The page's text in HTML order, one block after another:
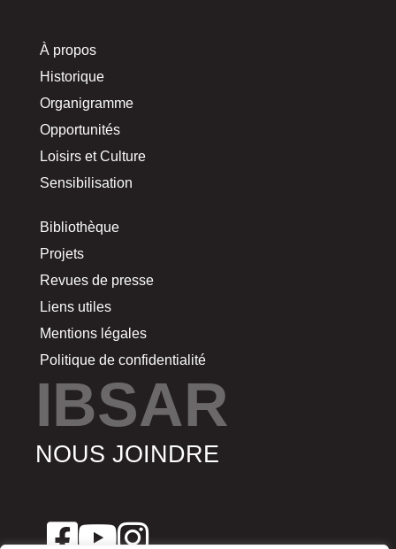
À propos
Historique
Organigramme
Opportunités
Loisirs et Culture
Sensibilisation
Bibliothèque
Projets
Revues de presse
Liens utiles
Mentions légales
Politique de confidentialité
IBSAR
NOUS JOINDRE